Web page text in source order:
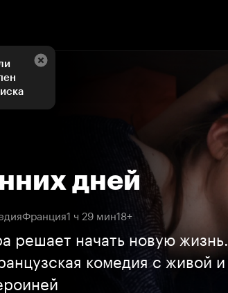
дней
Франция1 ч 29 мин18+
решает начать новую жизнь.
комедия с живой и